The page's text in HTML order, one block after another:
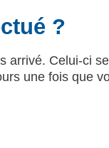
?
arrivé. Celui-ci
une fois que